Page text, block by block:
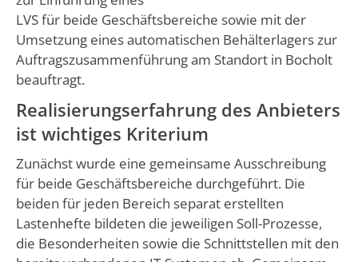
LVS für beide Geschäftsbereiche sowie mit der
Umsetzung eines automatischen Behälterlagers zur
Auftragszusammenführung am Standort in Bocholt
beauftragt.
Realisierungserfahrung des Anbieters
ist wichtiges Kriterium
Zunächst wurde eine gemeinsame Ausschreibung
für beide Geschäftsbereiche durchgeführt. Die
beiden für jeden Bereich separat erstellten
Lastenhefte bildeten die jeweiligen Soll-Prozesse,
die Besonderheiten sowie die Schnittstellen mit den